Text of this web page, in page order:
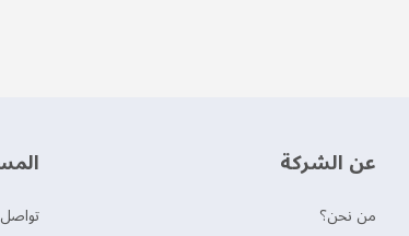
عن الشركة
من نحن؟